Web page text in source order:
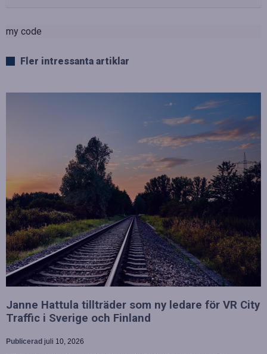
my code
Fler intressanta artiklar
Janne Hattula tillträder som ny ledare för VR City
Traffic i Sverige och Finland
Publicerad juli 10, 2026